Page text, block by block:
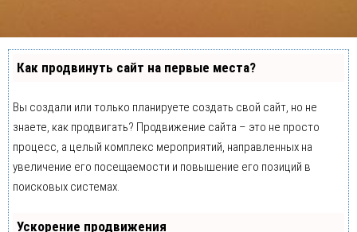
Как продвинуть сайт на первые места?
Вы создали или только планируете создать свой сайт, но не
знаете, как продвигать? Продвижение сайта – это не просто
процесс, а целый комплекс мероприятий, направленных на
увеличение его посещаемости и повышение его позиций в
поисковых системах.
Ускорение продвижения